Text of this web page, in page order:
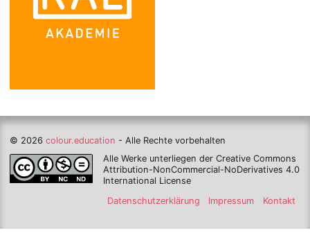
© 2026 colour.education - Alle Rechte vorbehalten
Alle Werke unterliegen der Creative Commons
Attribution-NonCommercial-NoDerivatives 4.0
International License
Datenschutzerklärung
Impressum Kontakt